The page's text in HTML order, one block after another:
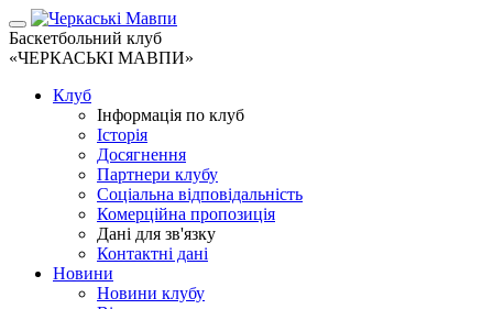
Баскетбольний клуб
«ЧЕРКАСЬКІ МАВПИ»
Клуб
Інформація по клуб
Історія
Досягнення
Партнери клубу
Соціальна відповідальність
Комерційна пропозиція
Дані для зв'язку
Контактні дані
Новини
Новини клубу